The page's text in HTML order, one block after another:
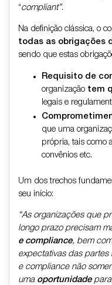
“compliant”.
Na definição clássica, o
todas as obrigações
sendo que estas
Requisito de
organização tem
legais e
que uma
própria, tais como
convênios etc.
Um dos trechos
seu início:
“As organizações que
longo prazo precisam
e compliance, bem
expectativas das partes
e compliance não
uma oportunidadepara